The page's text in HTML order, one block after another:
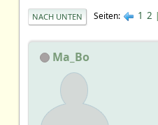
NACH UNTEN Seiten 1 2
Ma_Bo